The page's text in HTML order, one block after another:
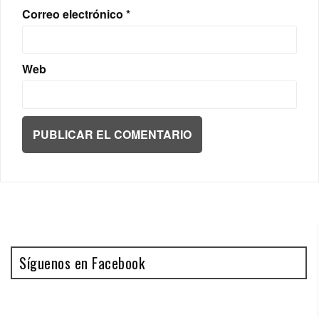
Correo electrónico *
Web
Síguenos en Facebook